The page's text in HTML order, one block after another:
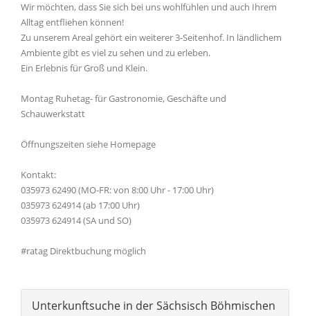
Wir möchten, dass Sie sich bei uns wohlfühlen und auch Ihrem
Alltag entfliehen können!
Zu unserem Areal gehört ein weiterer 3-Seitenhof. In ländlichem
Ambiente gibt es viel zu sehen und zu erleben.
Ein Erlebnis für Groß und Klein.
Montag Ruhetag- für Gastronomie, Geschäfte und
Schauwerkstatt
Öffnungszeiten siehe Homepage
Kontakt:
035973 62490 (MO-FR: von 8:00 Uhr - 17:00 Uhr)
035973 624914 (ab 17:00 Uhr)
035973 624914 (SA und SO)
#ratag Direktbuchung möglich
Unterkunftsuche in der Sächsisch Böhmischen